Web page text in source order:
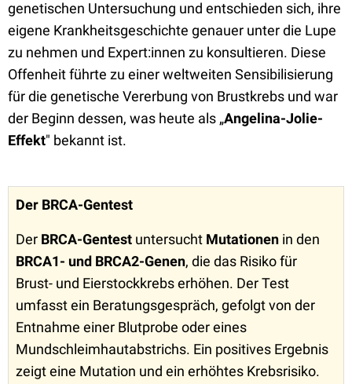
genetischen Untersuchung und entschieden sich, ihre
eigene Krankheitsgeschichte genauer unter die Lupe
zu nehmen und Expert:innen zu konsultieren. Diese
Offenheit führte zu einer weltweiten Sensibilisierung
für die genetische Vererbung von Brustkrebs und war
der Beginn dessen, was heute als „Angelina-Jolie-
Effekt" bekannt ist.
Der BRCA-Gentest
Der BRCA-Gentest untersucht Mutationen in den
BRCA1- und BRCA2-Genen, die das Risiko für
Brust- und Eierstockkrebs erhöhen. Der Test
umfasst ein Beratungsgespräch, gefolgt von der
Entnahme einer Blutprobe oder eines
Mundschleimhautabstrichs. Ein positives Ergebnis
zeigt eine Mutation und ein erhöhtes Krebsrisiko.